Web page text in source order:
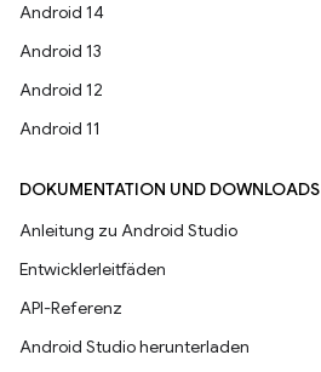
Android 14
Android 13
Android 12
Android 11
DOKUMENTATION UND DOWNLOADS
Anleitung zu Android Studio
Entwicklerleitfäden
API-Referenz
Android Studio herunterladen